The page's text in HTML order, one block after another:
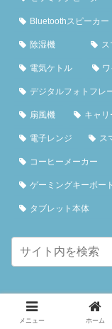
Bluetoothスピーカー
除湿機 ス
電気ケトル
デジタルフォトフレ
扇風機 キャリ
電子レンジ ス
コーヒーメーカー
ゲーミングキーボー
タブレット本体
メニュー ホーム